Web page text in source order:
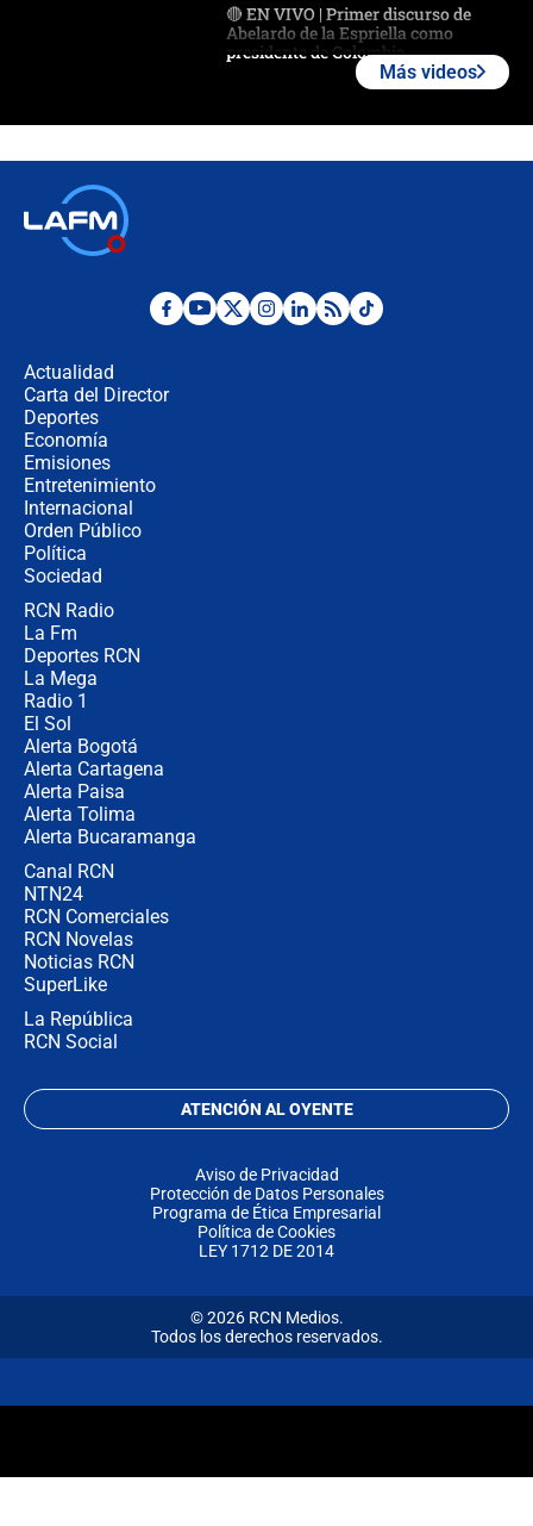
🔴 EN VIVO | Primer discurso de
Abelardo de la Espriella como
presidente de Colombia
Desde dermatitis hasta infecciones:
Más videos
Actualidad
Carta del Director
Deportes
Economía
Emisiones
Entretenimiento
Internacional
Orden Público
Política
Sociedad
RCN Radio
La Fm
Deportes RCN
La Mega
Radio 1
El Sol
Alerta Bogotá
Alerta Cartagena
Alerta Paisa
Alerta Tolima
Alerta Bucaramanga
Canal RCN
NTN24
RCN Comerciales
RCN Novelas
Noticias RCN
SuperLike
La República
RCN Social
ATENCIÓN AL OYENTE
Aviso de Privacidad
Protección de Datos Personales
Programa de Ética Empresarial
Política de Cookies
LEY 1712 DE 2014
© 2026 RCN Medios.
Todos los derechos reservados.